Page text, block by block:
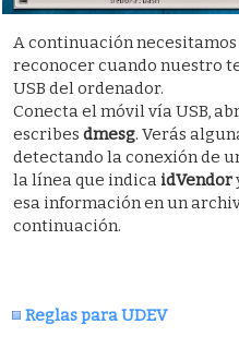
A continuación
reconocer cuando nuestro
USB del ordenador.
Conecta el móvil vía USB,
escribes dmesg. Verás
detectando la conexión de
la línea que indica idVendor
esa información en un
continuación.
Reglas para UDEV